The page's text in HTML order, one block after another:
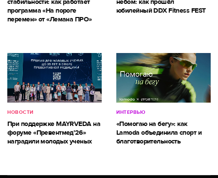
стабильности: как работает
программа «На пороге
перемен» от «Лемана ПРО»
небом: как прошёл
юбилейный DDX Fitness FEST
НОВОСТИ
При поддержке MAYRVEDA на
форуме «Превентмед’26»
наградили молодых ученых
ИНТЕРВЬЮ
«Помогаю на бегу»: как
Lamoda объединила спорт и
благотворительность